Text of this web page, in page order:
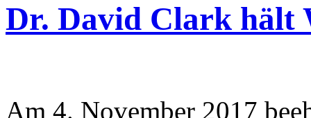
Dr. David Clark hält
Am 4. November 2017